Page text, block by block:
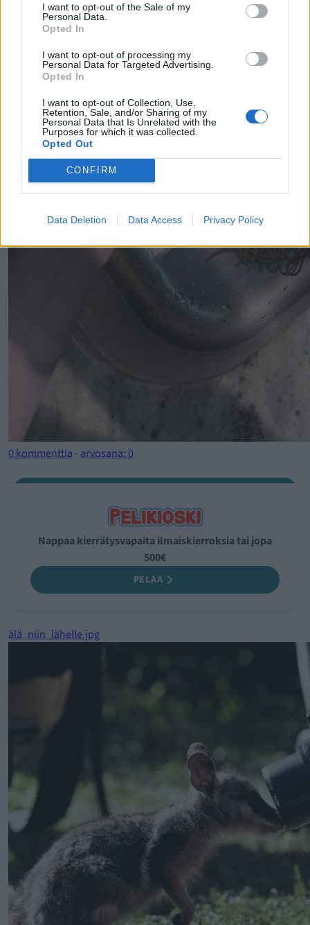
I want to opt-out of the Sale of my
Personal Data.
Opted In
I want to opt-out of processing my
Personal Data for Targeted Advertising.
Opted In
I want to opt-out of Collection, Use,
Retention, Sale, and/or Sharing of my
Personal Data that Is Unrelated with the
Purposes for which it was collected.
Opted Out
CONFIRM
Data Deletion Data Access Privacy Policy
0 kommenttia - arvosana: 0
Nappaa kierrätysvapaita ilmaiskierroksia tai jopa
500€
PELAA
älä_niin_lähelle.jpg